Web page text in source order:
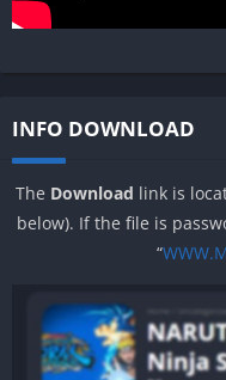
INFO DOWNLOAD
The Download link is
below). If the file is
“